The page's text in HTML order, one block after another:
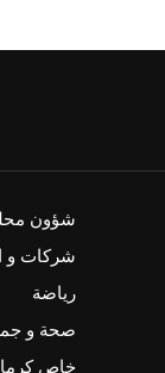
شؤون
شركات و
رياضة
صحة و
خاص